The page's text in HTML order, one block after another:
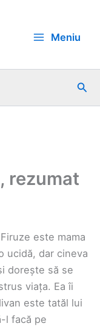
Meniu
rezumat
este mama
ucidă, dar cineva
dorește să se
viața. Ea îi
este tatăl lui
l facă pe